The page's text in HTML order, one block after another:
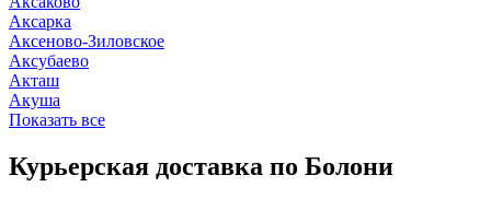
Аксарка
Аксеново-Зиловское
Аксубаево
Акташ
Акуша
Показать все
Курьерская доставка по Болони